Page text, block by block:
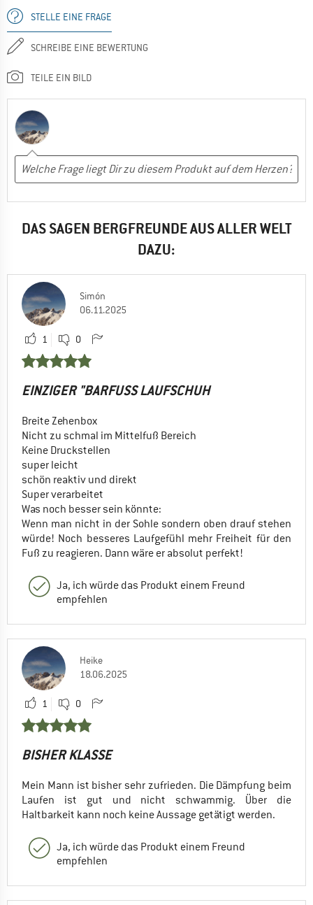
STELLE EINE FRAGE
SCHREIBE EINE BEWERTUNG
TEILE EIN BILD
DAS SAGEN BERGFREUNDE AUS ALLER WELT
DAZU:
Simón
06.11.2025
1 0
EINZIGER "BARFUSS LAUFSCHUH
Breite Zehenbox
Nicht zu schmal im Mittelfuß Bereich
Keine Druckstellen
super leicht
schön reaktiv und direkt
Super verarbeitet
Was noch besser sein könnte:
Wenn man nicht in der Sohle sondern oben drauf stehen
würde! Noch besseres Laufgefühl mehr Freiheit für den
Fuß zu reagieren. Dann wäre er absolut perfekt!
Ja, ich würde das Produkt einem Freund
empfehlen
Heike
18.06.2025
1 0
BISHER KLASSE
Mein Mann ist bisher sehr zufrieden. Die Dämpfung beim
Laufen ist gut und nicht schwammig. Über die
Haltbarkeit kann noch keine Aussage getätigt werden.
Ja, ich würde das Produkt einem Freund
empfehlen